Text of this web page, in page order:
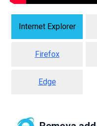
Internet Explorer
Firefox
Edge